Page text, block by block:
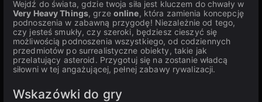
Wejdź do świata, gdzie twoja siła jest kluczem do chwały w
Very Heavy Things, grze online, która zamienia koncepcję
podnoszenia w zabawną przygodę! Niezależnie od tego,
czy jesteś smukły, czy szeroki, będziesz cieszyć się
możliwością podnoszenia wszystkiego, od codziennych
przedmiotów po surrealistyczne obiekty, takie jak
przelatujący asteroid. Przygotuj się na zostanie władcą
siłowni w tej angażującej, pełnej zabawy rywalizacji.
Wskazówki do gry